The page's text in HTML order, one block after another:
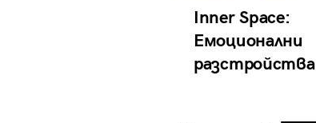
Inner Space:
Емоционални
разстройства